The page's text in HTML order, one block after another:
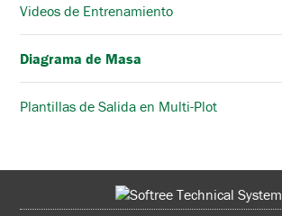
Videos de Entrenamiento
Diagrama de Masa
Plantillas de Salida en Multi-Plot